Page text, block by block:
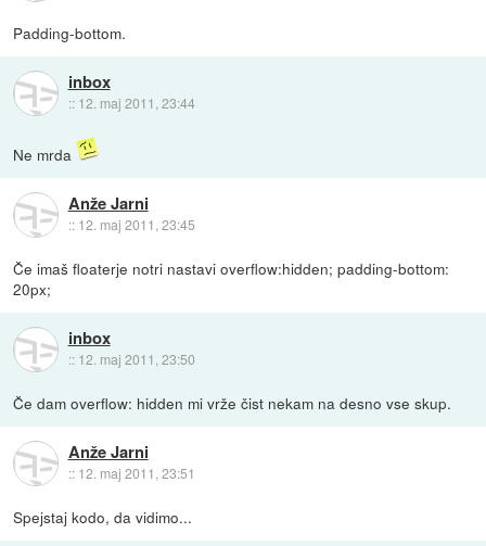
Padding-bottom.
inbox
:: 12. maj 2011, 23:44
Ne mrda
Anže Jarni
:: 12. maj 2011, 23:45
Če imaš floaterje notri nastavi overflow:hidden; padding-bottom:
20px;
inbox
:: 12. maj 2011, 23:50
Če dam overflow: hidden mi vrže čist nekam na desno vse skup.
Anže Jarni
:: 12. maj 2011, 23:51
Spejstaj kodo, da vidimo...